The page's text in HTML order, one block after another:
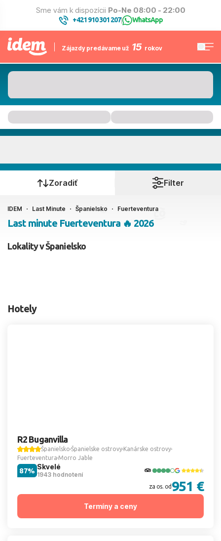
Sme vám k dispozícii Po-Ne 08:00 - 22:00
+421 910 301 207| WhatsApp
Zájazdy predávame už 15 rokov
Kedy cestujete?
Ako cestujete?
2 dospelí, 0 deti
Zoradiť Filter
IDEM Last Minute Španielsko Fuerteventura
Last minute Fuerteventura 🔥 2026
Lokality v Španielsko
Hotely
R2 Buganvilla
Španielsko Španielske ostrovy Kanárske ostrovy
Fuerteventura Morro Jable
Skvelé
1943 hodnotení
87%
za os. od 951 €
Termíny a ceny